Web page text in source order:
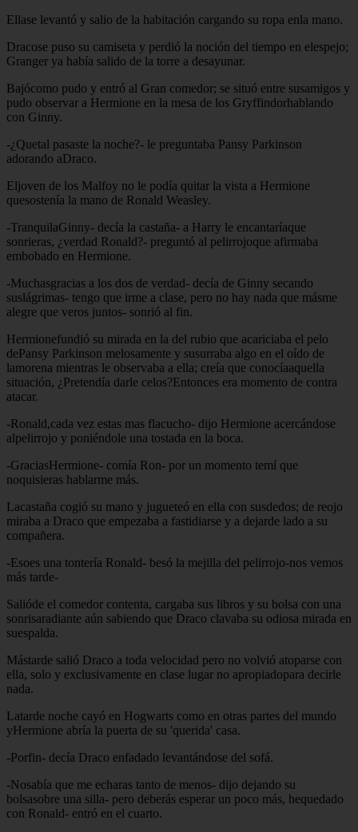
Ellase levantó y salio de la habitación cargando su ropa enla mano.
Dracose puso su camiseta y perdió la noción del tiempo en elespejo;
Granger ya había salido de la torre a desayunar.
Bajócomo pudo y entró al Gran comedor; se situó entre susamigos y
pudo observar a Hermione en la mesa de los Gryffindorhablando
con Ginny.
-¿Quetal pasaste la noche?- le preguntaba Pansy Parkinson
adorando aDraco.
Eljoven de los Malfoy no le podía quitar la vista a Hermione
quesostenía la mano de Ronald Weasley.
-TranquilaGinny- decía la castaña- a Harry le encantaríaque
sonrieras, ¿verdad Ronald?- preguntó al pelirrojoque afirmaba
embobado en Hermione.
-Muchasgracias a los dos de verdad- decía de Ginny secando
suslágrimas- tengo que irme a clase, pero no hay nada que másme
alegre que veros juntos- sonrió al fin.
Hermionefundió su mirada en la del rubio que acariciaba el pelo
dePansy Parkinson melosamente y susurraba algo en el oído de
lamorena mientras le observaba a ella; creía que conocíaaquella
situación, ¿Pretendía darle celos?Entonces era momento de contra
atacar.
-Ronald,cada vez estas mas flacucho- dijo Hermione acercándose
alpelirrojo y poniéndole una tostada en la boca.
-GraciasHermione- comía Ron- por un momento temí que
noquisieras hablarme más.
Lacastaña cogió su mano y jugueteó en ella con susdedos; de reojo
miraba a Draco que empezaba a fastidiarse y a dejarde lado a su
compañera.
-Esoes una tontería Ronald- besó la mejilla del pelirrojo-nos vemos
más tarde-
Salióde el comedor contenta, cargaba sus libros y su bolsa con una
sonrisaradiante aún sabiendo que Draco clavaba su odiosa mirada en
suespalda.
Mástarde salió Draco a toda velocidad pero no volvió atoparse con
ella, solo y exclusivamente en clase lugar no apropiadopara decirle
nada.
Latarde noche cayó en Hogwarts como en otras partes del mundo
yHermione abría la puerta de su 'querida' casa.
-Porfin- decía Draco enfadado levantándose del sofá.
-Nosabía que me echaras tanto de menos- dijo dejando su
bolsasobre una silla- pero deberás esperar un poco más, hequedado
con Ronald- entró en el cuarto.